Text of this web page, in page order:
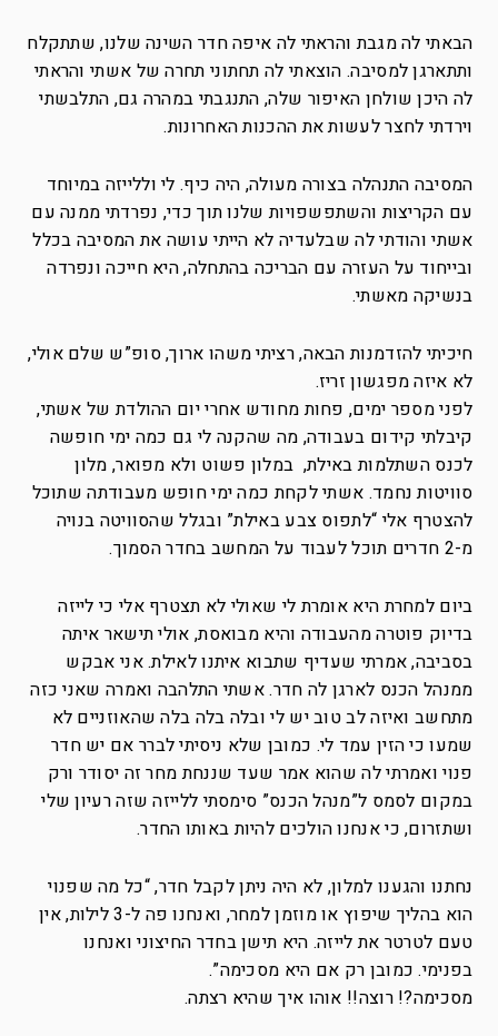
הבאתי לה מגבת והראתי לה איפה חדר השינה שלנו, שתתקלח
ותתארגן למסיבה. הוצאתי לה תחתוני תחרה של אשתי והראתי
לה היכן שולחן האיפור שלה, התנגבתי במהרה גם, התלבשתי
וירדתי לחצר לעשות את ההכנות האחרונות.
המסיבה התנהלה בצורה מעולה, היה כיף. לי וללייזה במיוחד
עם הקריצות והשתפשפויות שלנו תוך כדי, נפרדתי ממנה עם
אשתי והודתי לה שבלעדיה לא הייתי עושה את המסיבה בכלל
ובייחוד על העזרה עם הבריכה בהתחלה, היא חייכה ונפרדה
בנשיקה מאשתי.
חיכיתי להזדמנות הבאה, רציתי משהו ארוך, סופ”ש שלם אולי,
לא איזה מפגשון זריז.
לפני מספר ימים, פחות מחודש אחרי יום ההולדת של אשתי,
קיבלתי קידום בעבודה, מה שהקנה לי גם כמה ימי חופשה
לכנס השתלמות באילת, במלון פשוט ולא מפואר, מלון
סוויטות נחמד. אשתי לקחת כמה ימי חופש מעבודתה שתוכל
להצטרף אלי “לתפוס צבע באילת” ובגלל שהסוויטה בנויה
מ-2 חדרים תוכל לעבוד על המחשב בחדר הסמוך.
ביום למחרת היא אומרת לי שאולי לא תצטרף אלי כי לייזה
בדיוק פוטרה מהעבודה והיא מבואסת, אולי תישאר איתה
בסביבה, אמרתי שעדיף שתבוא איתנו לאילת. אני אבקש
ממנהל הכנס לארגן לה חדר. אשתי התלהבה ואמרה שאני כזה
מתחשב ואיזה לב טוב יש לי ובלה בלה בלה שהאוזניים לא
שמעו כי הזין עמד לי. כמובן שלא ניסיתי לברר אם יש חדר
פנוי ואמרתי לה שהוא אמר שעד שננחת מחר זה יסודר ורק
במקום לסמס ל”מנהל הכנס” סימסתי ללייזה שזה רעיון שלי
ושתזרום, כי אנחנו הולכים להיות באותו החדר.
נחתנו והגענו למלון, לא היה ניתן לקבל חדר, “כל מה שפנוי
הוא בהליך שיפוץ או מוזמן למחר, ואנחנו פה ל-3 לילות, אין
טעם לטרטר את לייזה. היא תישן בחדר החיצוני ואנחנו
בפנימי. כמובן רק אם היא מסכימה”.
מסכימה?! רוצה!! אוהו איך שהיא רצתה.